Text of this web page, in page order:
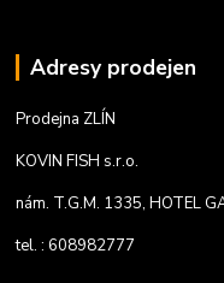
Adresy prodejen
Prodejna ZLÍN
KOVIN FISH s.r.o.
nám. T.G.M. 1335, HOTEL
tel. : 608982777